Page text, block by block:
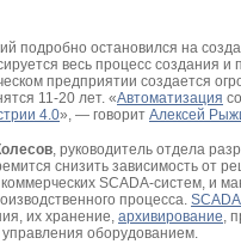
подробно остановился на
весь процесс создания и
предприятии создается
11-20 лет. «Автоматизация
4.0», — говорит Алексей
, руководитель отдела
снизить зависимость от
SCADA-систем, и
процесса.
их хранение, архивирование,
оборудованием.